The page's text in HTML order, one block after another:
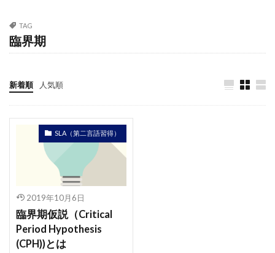
TAG
臨界期
新着順 人気順
SLA（第二言語習得）
2019年10月6日
臨界期仮説（Critical
Period Hypothesis
(CPH))とは